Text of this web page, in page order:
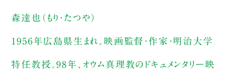
森達也（もり・たつや）
1956年広島県生まれ。映画監督・作家・明治大学
特任教授。98年、オウム真理教のドキュメンタリー映